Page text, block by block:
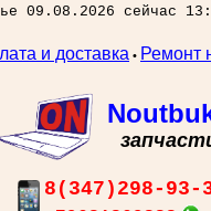
09.08.2026 сейчас
и доставка • Ремонт
8(347)298-93-